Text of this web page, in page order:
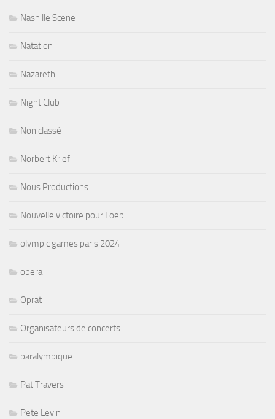
Nashille Scene
Natation
Nazareth
Night Club
Non classé
Norbert Krief
Nous Productions
Nouvelle victoire pour Loeb
olympic games paris 2024
opera
Oprat
Organisateurs de concerts
paralympique
Pat Travers
Pete Levin